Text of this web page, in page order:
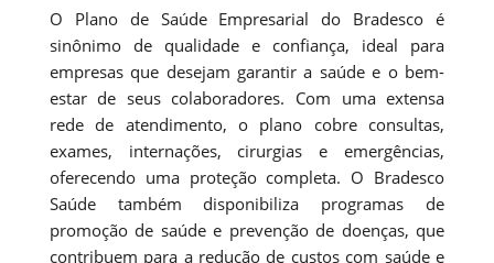
O Plano de Saúde Empresarial do Bradesco é
sinônimo de qualidade e confiança, ideal para
empresas que desejam garantir a saúde e o bem-
estar de seus colaboradores. Com uma extensa
rede de atendimento, o plano cobre consultas,
exames, internações, cirurgias e emergências,
oferecendo uma proteção completa. O Bradesco
Saúde também disponibiliza programas de
promoção de saúde e prevenção de doenças, que
contribuem para a redução de custos com saúde e